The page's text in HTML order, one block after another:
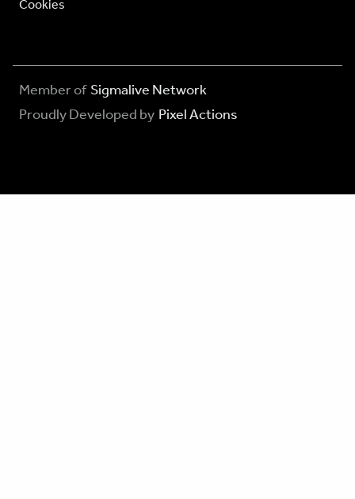
Cookies
Member of Sigmalive Network
Proudly Developed by Pixel Actions